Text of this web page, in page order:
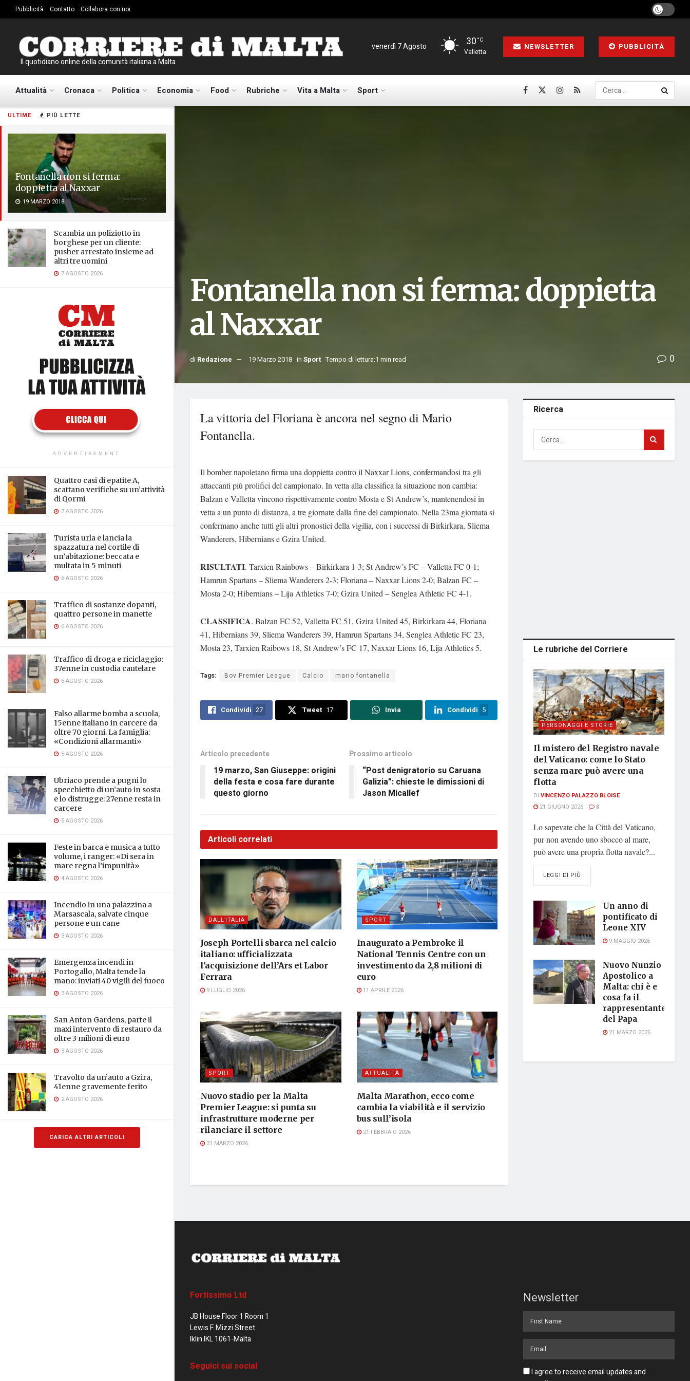
ULTIME PIÙ LETTE
Fontanella non si ferma:
doppietta al Naxxar
19 MARZO 2018
Scambia un poliziotto in
borghese per un cliente:
pusher arrestato insieme ad
altri tre uomini
7 AGOSTO 2026
ADVERTISEMENT
Quattro casi di epatite A,
scattano verifiche su un’attività
di Qormi
7 AGOSTO 2026
Turista urla e lancia la
spazzatura nel cortile di
un’abitazione: beccata e
multata in 5 minuti
6 AGOSTO 2026
Traffico di sostanze dopanti,
quattro persone in manette
6 AGOSTO 2026
Traffico di droga e riciclaggio:
37enne in custodia cautelare
6 AGOSTO 2026
Falso allarme bomba a scuola,
15enne italiano in carcere da
oltre 70 giorni. La famiglia:
«Condizioni allarmanti»
5 AGOSTO 2026
Ubriaco prende a pugni lo
specchietto di un’auto in sosta
e lo distrugge: 27enne resta in
carcere
5 AGOSTO 2026
Feste in barca e musica a tutto
volume, i ranger: «Di sera in
mare regna l’impunità»
4 AGOSTO 2026
Incendio in una palazzina a
Marsascala, salvate cinque
persone e un cane
3 AGOSTO 2026
Emergenza incendi in
Portogallo, Malta tende la
mano: inviati 40 vigili del fuoco
3 AGOSTO 2026
San Anton Gardens, parte il
maxi intervento di restauro da
oltre 3 milioni di euro
3 AGOSTO 2026
Travolto da un’auto a Gzira,
41enne gravemente ferito
2 AGOSTO 2026
CARICA ALTRI ARTICOLI
Pubblicità Contatto Collabora con noi
Il quotidiano online della comunità italiana a Malta
venerdì 7 Agosto 30°C
Valletta
NEWSLETTER PUBBLICITÀ
Attualità Cronaca Politica Economia Food Rubriche Vita a Malta Sport
Fontanella non si ferma: doppietta
al Naxxar
di Redazione 19 Marzo 2018 in Sport Tempo di lettura:1 min read 0
La vittoria del Floriana è ancora nel segno di Mario
Fontanella.
Il bomber napoletano firma una doppietta contro il Naxxar Lions, confermandosi tra gli
attaccanti più prolifici del campionato. In vetta alla classifica la situazione non cambia:
Balzan e Valletta vincono rispettivamente contro Mosta e St Andrew’s, mantenendosi in
vetta a un punto di distanza, a tre giornate dalla fine del campionato. Nella 23ma giornata si
confermano anche tutti gli altri pronostici della vigilia, con i successi di Birkirkara, Sliema
Wanderers, Hibernians e Gzira United.
RISULTATI. Tarxien Rainbows – Birkirkara 1-3; St Andrew’s FC – Valletta FC 0-1;
Hamrun Spartans – Sliema Wanderers 2-3; Floriana – Naxxar Lions 2-0; Balzan FC –
Mosta 2-0; Hibernians – Lija Athletics 7-0; Gzira United – Senglea Athletic FC 4-1.
CLASSIFICA. Balzan FC 52, Valletta FC 51, Gzira United 45, Birkirkara 44, Floriana
41, Hibernians 39, Sliema Wanderers 39, Hamrun Spartans 34, Senglea Athletic FC 23,
Mosta 23, Tarxien Raibows 18, St Andrew’s FC 17, Naxxar Lions 16, Lija Athletics 5.
Tags: Bov Premier League Calcio mario fontanella
Condividi 27 Tweet 17 Invia Condividi 5
Articolo precedente
19 marzo, San Giuseppe: origini
della festa e cosa fare durante
questo giorno
Prossimo articolo
“Post denigratorio su Caruana
Galizia”: chieste le dimissioni di
Jason Micallef
Articoli correlati
DALL'ITALIA
Joseph Portelli sbarca nel calcio
italiano: ufficializzata
l’acquisizione dell’Ars et Labor
Ferrara
9 LUGLIO 2026
SPORT
Inaugurato a Pembroke il
National Tennis Centre con un
investimento da 2,8 milioni di
euro
11 APRILE 2026
SPORT
Nuovo stadio per la Malta
Premier League: si punta su
infrastrutture moderne per
rilanciare il settore
31 MARZO 2026
ATTUALITÀ
Malta Marathon, ecco come
cambia la viabilità e il servizio
bus sull’isola
21 FEBBRAIO 2026
Ricerca
Le rubriche del Corriere
PERSONAGGI E STORIE
Il mistero del Registro navale
del Vaticano: come lo Stato
senza mare può avere una
flotta
DI VINCENZO PALAZZO BLOISE
21 GIUGNO 2026
0
Lo sapevate che la Città del Vaticano,
pur non avendo uno sbocco al mare,
può avere una propria flotta navale?...
LEGGI DI PIÙ
Un anno di
pontificato di
Leone XIV
9 MAGGIO 2026
Nuovo Nunzio
Apostolico a
Malta: chi è e
cosa fa il
rappresentante
del Papa
21 MARZO 2026
Fortissimo Ltd
JB House Floor 1 Room 1
Lewis F. Mizzi Street
Iklin IKL 1061-Malta
Seguici sui social
Newsletter
I agree to receive email updates and